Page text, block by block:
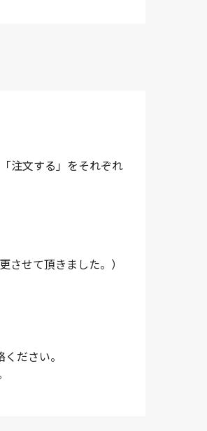
注文する」をそれぞれ
せて頂きました。）
ださい。